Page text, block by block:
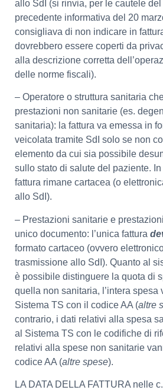
allo SdI (si rinvia, per le cautele
precedente informativa del 20
consigliava di non indicare in
dovrebbero essere coperti da
alla descrizione corretta
delle norme fiscali).
– Operatore o struttura sanitaria
prestazioni non sanitarie (es.
sanitaria): la fattura va emessa in
veicolata tramite SdI solo se non
elemento da cui sia possibile
sullo stato di salute del paziente.
fattura rimane cartacea (o
allo SdI).
– Prestazioni sanitarie e
unico documento: l’unica fattura
formato cartaceo (ovvero
trasmissione allo SdI). Quanto al
è possibile distinguere la quota di
quella non sanitaria, l’intera spesa
Sistema TS con il codice AA (altre
contrario, i dati relativi alla spesa
al Sistema TS con le codifiche di
relativi alla spese non sanitarie
codice AA (altre spese).
LA DATA DELLA FATTURA nelle